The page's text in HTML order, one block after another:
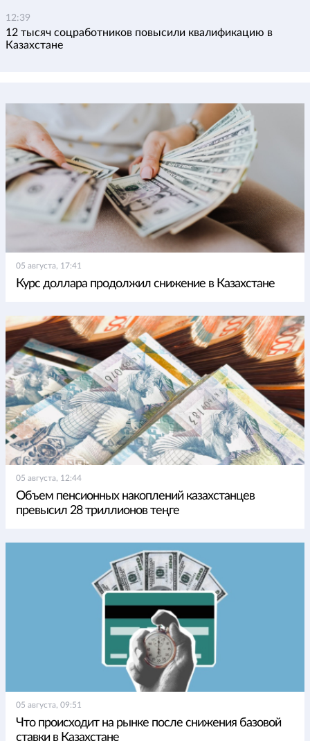
12:39
12 тысяч соцработников повысили квалификацию в
Казахстане
05 августа, 17:41
Курс доллара продолжил снижение в Казахстане
05 августа, 12:44
Объем пенсионных накоплений казахстанцев
превысил 28 триллионов теңге
05 августа, 09:51
Что происходит на рынке после снижения базовой
ставки в Казахстане